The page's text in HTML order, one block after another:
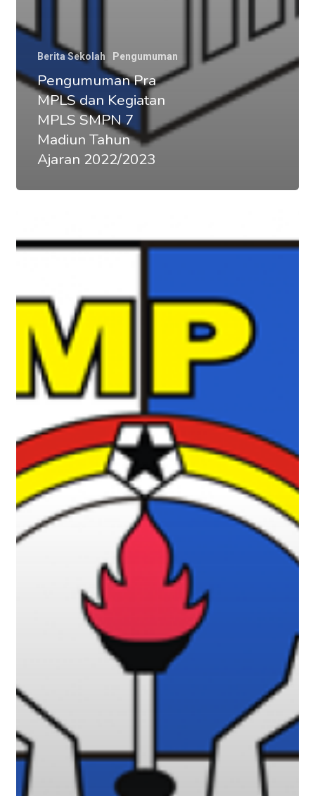
Berita Sekolah Pengumuman
Pengumuman Pra
MPLS dan Kegiatan
MPLS SMPN 7
Madiun Tahun
Ajaran 2022/2023
Daftar
SMPN
Madiun
Tahun
Ajaran
2022/2023